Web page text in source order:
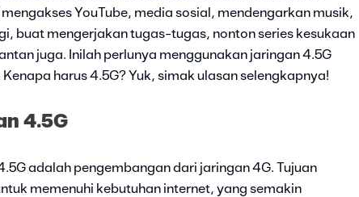
YouTube, media sosial, mendengarkan musik,
buat mengerjakan tugas-tugas, nonton series kesukaan
juga. Inilah perlunya menggunakan jaringan 4.5G
harus 4.5G? Yuk, simak ulasan selengkapnya!
4.5G
adalah pengembangan dari jaringan 4G. Tujuan
memenuhi kebutuhan internet, yang semakin